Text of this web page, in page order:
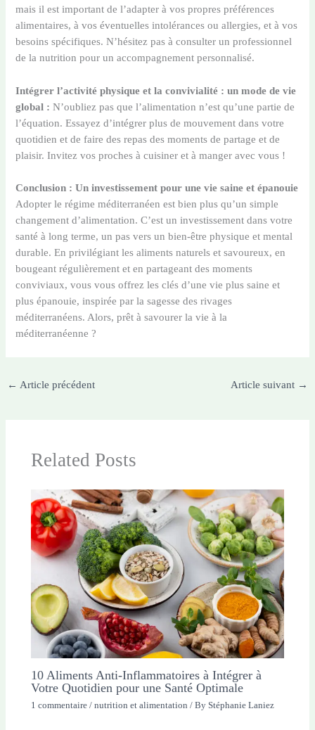
mais il est important de l’adapter à vos propres préférences
alimentaires, à vos éventuelles intolérances ou allergies, et à vos
besoins spécifiques. N’hésitez pas à consulter un professionnel
de la nutrition pour un accompagnement personnalisé.
Intégrer l’activité physique et la convivialité : un mode de vie
global : N’oubliez pas que l’alimentation n’est qu’une partie de
l’équation. Essayez d’intégrer plus de mouvement dans votre
quotidien et de faire des repas des moments de partage et de
plaisir. Invitez vos proches à cuisiner et à manger avec vous !
Conclusion : Un investissement pour une vie saine et épanouie
Adopter le régime méditerranéen est bien plus qu’un simple
changement d’alimentation. C’est un investissement dans votre
santé à long terme, un pas vers un bien-être physique et mental
durable. En privilégiant les aliments naturels et savoureux, en
bougeant régulièrement et en partageant des moments
conviviaux, vous vous offrez les clés d’une vie plus saine et
plus épanouie, inspirée par la sagesse des rivages
méditerranéens. Alors, prêt à savourer la vie à la
méditerranéenne ?
← Article précédent Article suivant →
Related Posts
10 Aliments Anti-Inflammatoires à Intégrer à
Votre Quotidien pour une Santé Optimale
1 commentaire /nutrition et alimentation / ByStéphanie Laniez